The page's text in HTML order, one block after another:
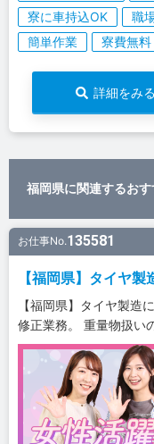
寮に車持込OK
職
簡単作業
寮費無料
詳細をみる
福岡県に関連するお
お仕事No.135581
【福岡県】タイヤ
【福岡県】タイヤ製造
修正業務。 重量物扱い